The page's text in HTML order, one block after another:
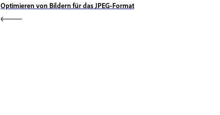
Optimieren von Bildern für das JPEG-Format